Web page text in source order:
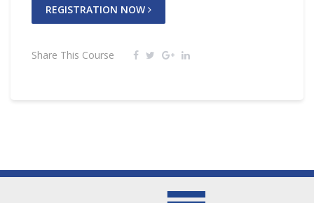
REGISTRATION NOW
Share This Course